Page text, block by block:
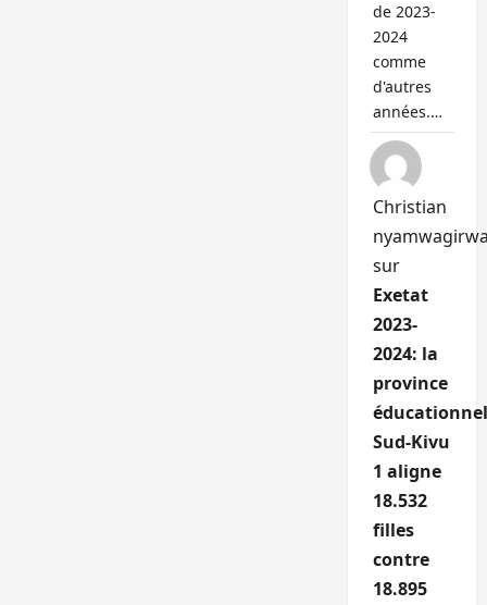
de 2023-
2024
comme
d'autres
années.…
Christian
sur
Exetat
2023-
2024: la
province
Sud-Kivu
1 aligne
18.532
filles
contre
18.895